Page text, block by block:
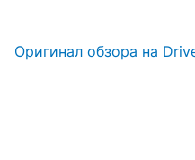
Оригинал обзора на